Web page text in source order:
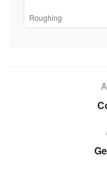
Roughing